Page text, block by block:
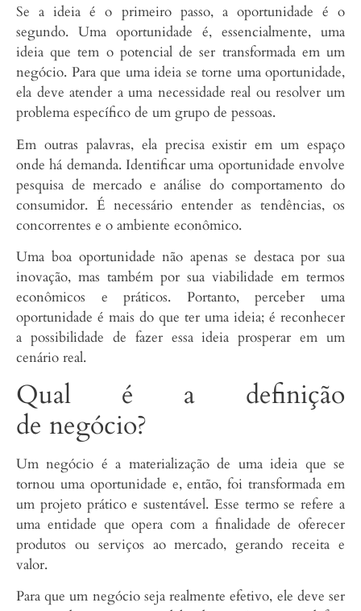
Se a ideia é o primeiro passo, a oportunidade é o
segundo. Uma oportunidade é, essencialmente, uma
ideia que tem o potencial de ser transformada em um
negócio. Para que uma ideia se torne uma oportunidade,
ela deve atender a uma necessidade real ou resolver um
problema específico de um grupo de pessoas.
Em outras palavras, ela precisa existir em um espaço
onde há demanda. Identificar uma oportunidade envolve
pesquisa de mercado e análise do comportamento do
consumidor. É necessário entender as tendências, os
concorrentes e o ambiente econômico.
Uma boa oportunidade não apenas se destaca por sua
inovação, mas também por sua viabilidade em termos
econômicos e práticos. Portanto, perceber uma
oportunidade é mais do que ter uma ideia; é reconhecer
a possibilidade de fazer essa ideia prosperar em um
cenário real.
Qual é a definição
de negócio?
Um negócio é a materialização de uma ideia que se
tornou uma oportunidade e, então, foi transformada em
um projeto prático e sustentável. Esse termo se refere a
uma entidade que opera com a finalidade de oferecer
produtos ou serviços ao mercado, gerando receita e
valor.
Para que um negócio seja realmente efetivo, ele deve ser